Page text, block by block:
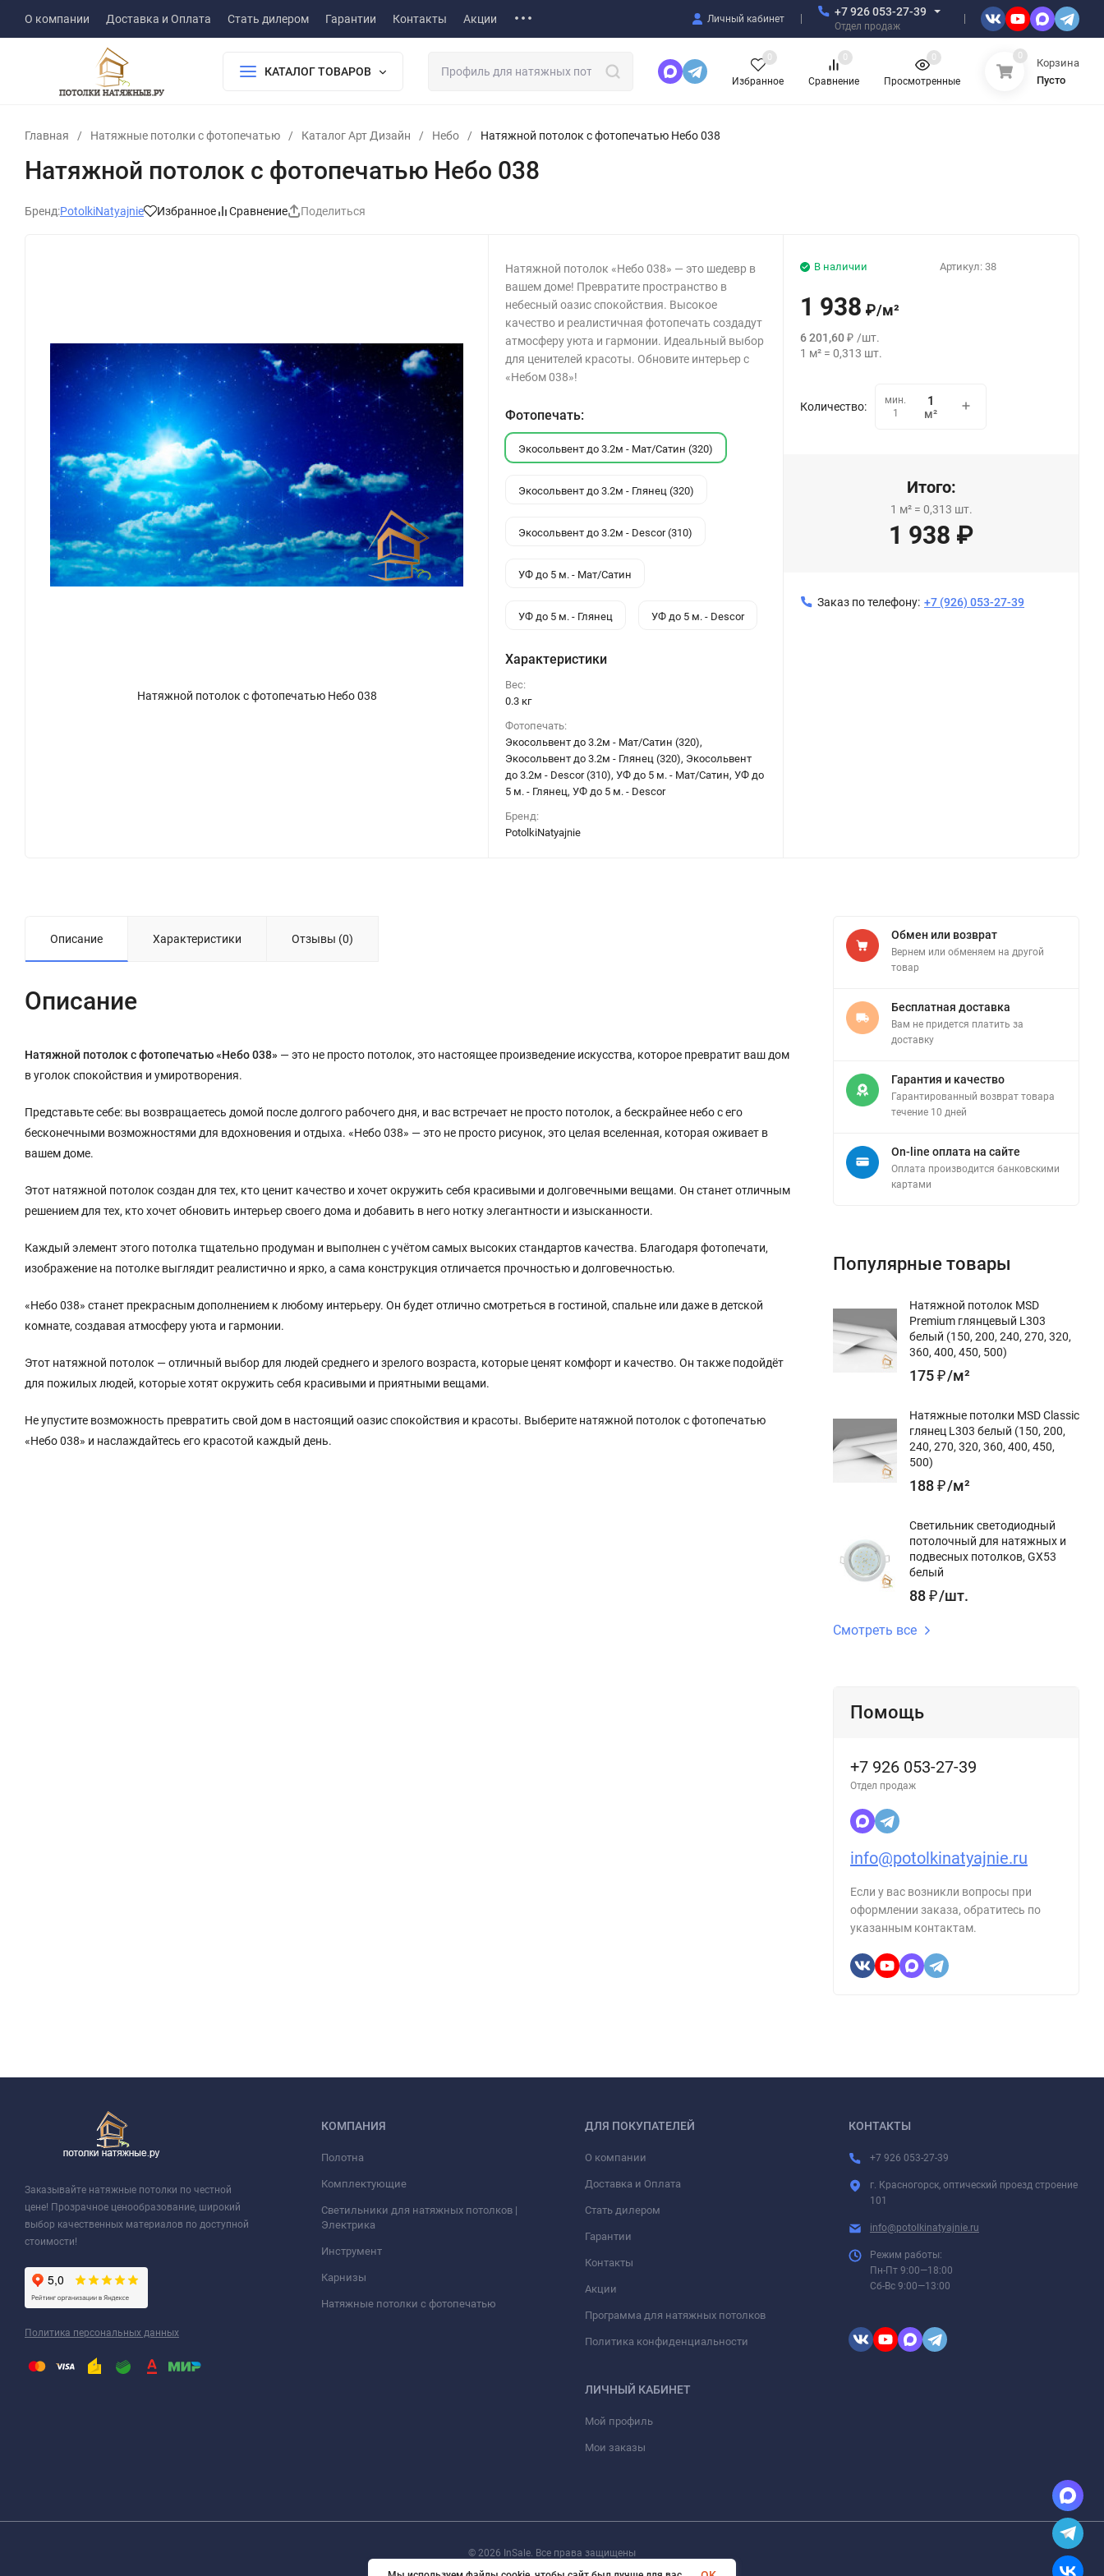
О компании Доставка и Оплата Стать дилером Гарантии Контакты Акции Личный кабинет
+7 926 053-27-39
Отдел продаж
КАТАЛОГ ТОВАРОВ
Избранное
0
Сравнение
0
Просмотренные
0 0
Корзина
Пусто
Главная / Натяжные потолки с фотопечатью / Каталог Арт Дизайн / Небо / Натяжной потолок с фотопечатью Небо 038
Натяжной потолок с фотопечатью Небо 038
Бренд:PotolkiNatyajnie Избранное Сравнение Поделиться
Натяжной потолок с фотопечатью Небо 038
Натяжной потолок «Небо 038» — это шедевр в
вашем доме! Превратите пространство в
небесный оазис спокойствия. Высокое
качество и реалистичная фотопечать создадут
атмосферу уюта и гармонии. Идеальный выбор
для ценителей красоты. Обновите интерьер с
«Небом 038»!
Фотопечать:
Экосольвент до 3.2м - Мат/Сатин (320)
Экосольвент до 3.2м - Глянец (320)
Экосольвент до 3.2м - Descor (310)
УФ до 5 м. - Мат/Сатин
УФ до 5 м. - Глянец УФ до 5 м. - Descor
Характеристики
Вес:
0.3 кг
Фотопечать:
Экосольвент до 3.2м - Мат/Сатин (320),
Экосольвент до 3.2м - Глянец (320), Экосольвент
до 3.2м - Descor (310), УФ до 5 м. - Мат/Сатин, УФ до
5 м. - Глянец, УФ до 5 м. - Descor
Бренд:
PotolkiNatyajnie
Артикул: 38
В наличии
1 938 ₽/м²
6 201,60₽ /шт.
1 м² =0,313 шт.
Количество:
мин.
1
м²
Итого:
1 м²= 0,313 шт.
1 938 ₽
Заказ по телефону: +7 (926) 053-27-39
Описание Характеристики Отзывы (0)
Описание
Натяжной потолок с фотопечатью «Небо 038» — это не просто потолок, это настоящее произведение искусства, которое превратит ваш дом
в уголок спокойствия и умиротворения.
Представьте себе: вы возвращаетесь домой после долгого рабочего дня, и вас встречает не просто потолок, а бескрайнее небо с его
бесконечными возможностями для вдохновения и отдыха. «Небо 038» — это не просто рисунок, это целая вселенная, которая оживает в
вашем доме.
Этот натяжной потолок создан для тех, кто ценит качество и хочет окружить себя красивыми и долговечными вещами. Он станет отличным
решением для тех, кто хочет обновить интерьер своего дома и добавить в него нотку элегантности и изысканности.
Каждый элемент этого потолка тщательно продуман и выполнен с учётом самых высоких стандартов качества. Благодаря фотопечати,
изображение на потолке выглядит реалистично и ярко, а сама конструкция отличается прочностью и долговечностью.
«Небо 038» станет прекрасным дополнением к любому интерьеру. Он будет отлично смотреться в гостиной, спальне или даже в детской
комнате, создавая атмосферу уюта и гармонии.
Этот натяжной потолок — отличный выбор для людей среднего и зрелого возраста, которые ценят комфорт и качество. Он также подойдёт
для пожилых людей, которые хотят окружить себя красивыми и приятными вещами.
Не упустите возможность превратить свой дом в настоящий оазис спокойствия и красоты. Выберите натяжной потолок с фотопечатью
«Небо 038» и наслаждайтесь его красотой каждый день.
Обмен или возврат
Вернем или обменяем на другой
товар
Бесплатная доставка
Вам не придется платить за
доставку
Гарантия и качество
Гарантированный возврат товара
течение 10 дней
On-line оплата на сайте
Оплата производится банковскими
картами
Популярные товары
Натяжной потолок MSD
Premium глянцевый L303
белый (150, 200, 240, 270, 320,
360, 400, 450, 500)
175₽/м²
Натяжные потолки MSD Classic
глянец L303 белый (150, 200,
240, 270, 320, 360, 400, 450,
500)
188₽/м²
Светильник светодиодный
потолочный для натяжных и
подвесных потолков, GX53
белый
88₽/шт.
Смотреть все
Помощь
+7 926 053-27-39
Отдел продаж
info@potolkinatyajnie.ru
Если у вас возникли вопросы при
оформлении заказа, обратитесь по
указанным контактам.
Заказывайте натяжные потолки по честной
цене! Прозрачное ценообразование, широкий
выбор качественных материалов по доступной
стоимости!
Политика персональных данных
КОМПАНИЯ
Полотна
Комплектующие
Светильники для натяжных потолков |
Электрика
Инструмент
Карнизы
Натяжные потолки с фотопечатью
ДЛЯ ПОКУПАТЕЛЕЙ
О компании
Доставка и Оплата
Стать дилером
Гарантии
Контакты
Акции
Программа для натяжных потолков
Политика конфиденциальности
ЛИЧНЫЙ КАБИНЕТ
Мой профиль
Мои заказы
КОНТАКТЫ
+7 926 053-27-39
г. Красногорск, оптический проезд строение
101
info@potolkinatyajnie.ru
Режим работы:
Пн-Пт 9:00—18:00
Сб-Вс 9:00—13:00
© 2026 InSale. Все права защищены